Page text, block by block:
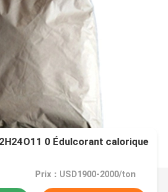
0 Édulcorant calorique
Prix：USD1900-2000/ton